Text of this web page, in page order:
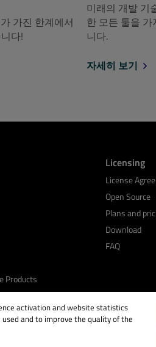
가진 한계에서
다!
미래의 개발 기
한 모든 툴을
니다.
자세히 보기
Products
Licensing
License
Open Source
Plans and
Download
FAQ
activation and website statistics
and to improve the quality of the